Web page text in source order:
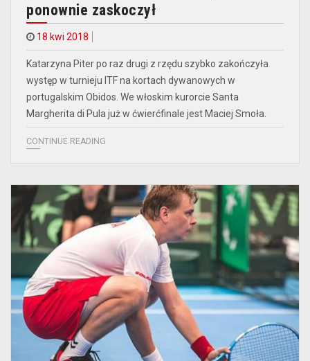
ponownie zaskoczył
18 kwi 2018
Katarzyna Piter po raz drugi z rzędu szybko zakończyła
występ w turnieju ITF na kortach dywanowych w
portugalskim Obidos. We włoskim kurorcie Santa
Margherita di Pula już w ćwierćfinale jest Maciej Smoła.
CONTINUE READING